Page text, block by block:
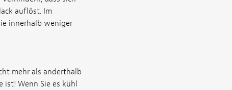
auflöst. Im
innerhalb weniger
mehr als anderthalb
ist! Wenn Sie es kühl